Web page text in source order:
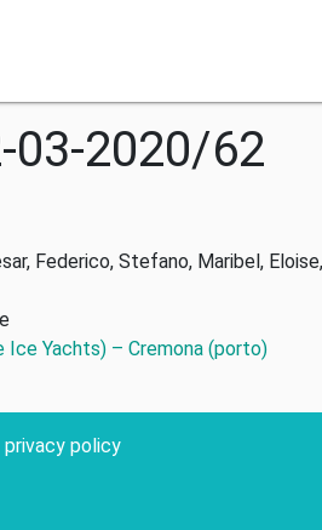
03-2020/62
Federico, Stefano, Maribel,
Ice Yachts) – Cremona (porto)
privacy policy